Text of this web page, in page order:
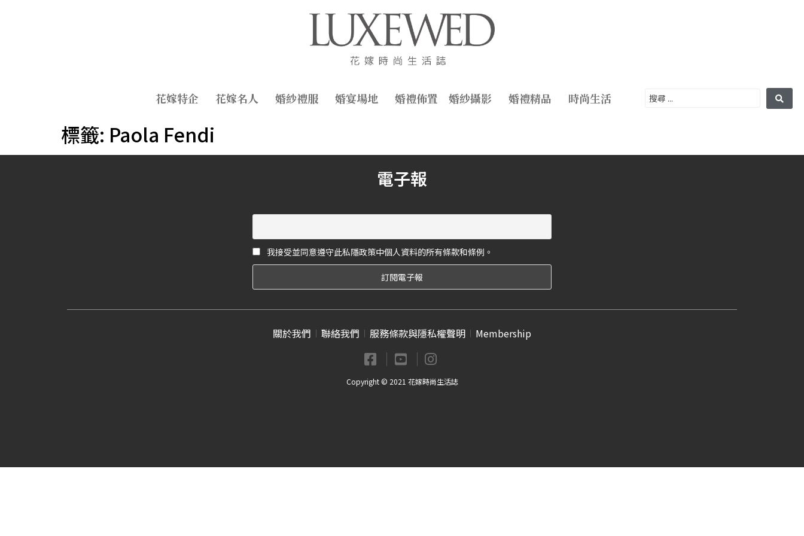
花嫁特企 花嫁名人 婚紗禮服 婚宴場地 婚禮佈置 婚紗攝影 婚禮精品 時尚生活
標籤: Paola Fendi
電子報
我接受並同意遵守此私隱政策中個人資料的所有條款和條例。
關於我們 聯絡我們 服務條款與隱私權聲明 Membership
Copyright © 2021 花嫁時尚生活誌